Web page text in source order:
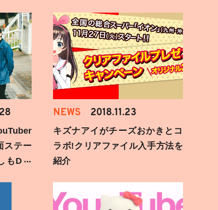
ステー
もD遅
NEWS 2018.11.23
キズナアイがチーズおかきとコ
ラボ!クリアファイル入手方法を
紹介